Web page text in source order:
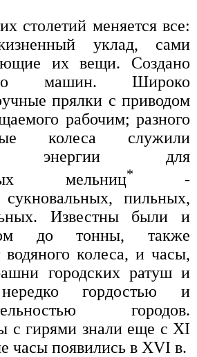
столетий меняется все:
уклад, сами
их вещи. Создано
машин. Широко
прялки с приводом
рабочим; разного
колеса служили
энергии для
мельниц*
-
пильных,
Известны были и
до тонны, также
колеса, и часы,
городских ратуш и
гордостью и
городов.
с гирями знали еще с XI
часы появились в XVI в.